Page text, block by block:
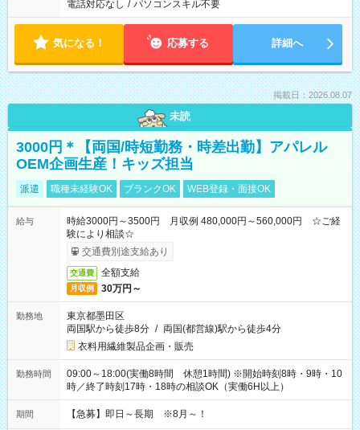
電話対応なし / パソコンスキル不要
気になる！ 応募する 詳細へ
掲載日：2026.08.07
未読
3000円＊【両国/時短勤務・時差出勤】アパレル
OEM企画生産！キッズ担当
派遣 職種未経験OK ブランクOK WEB登録・面接OK
給与
時給3000円～3500円 月収例 480,000円～560,000円 ☆ご経
験により相談☆
交通費別途支給あり
交通費 全額支給
月収例 30万円～
勤務地
東京都墨田区
両国駅から徒歩8分 / 両国(都営線)駅から徒歩4分
衣料用繊維製品企画・販売
勤務時間
09:00～18:00(実働8時間 休憩1時間) ※開始時刻8時・9時・10
時／終了時刻17時・18時の相談OK（実働6H以上）
期間 【急募】即日～長期 ※8月～！